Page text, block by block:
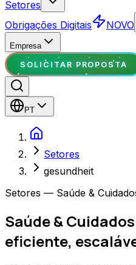
Setores
Obrigações Digitais
NOVO
Empresa
SOLICITAR PROPOSTA
PT
Setores
gesundheit
Setores — Saúde &
Saúde &
eficiente,